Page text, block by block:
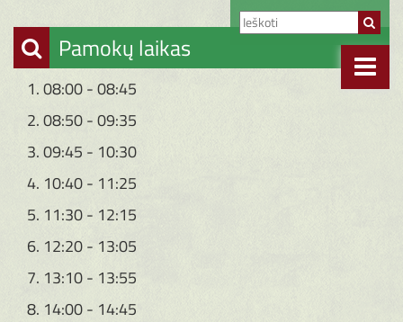
Pamokų laikas
1. 08:00 - 08:45
2. 08:50 - 09:35
3. 09:45 - 10:30
4. 10:40 - 11:25
5. 11:30 - 12:15
6. 12:20 - 13:05
7. 13:10 - 13:55
8. 14:00 - 14:45